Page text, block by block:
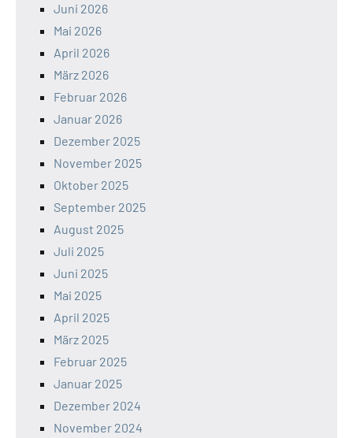
Juni 2026
Mai 2026
April 2026
März 2026
Februar 2026
Januar 2026
Dezember 2025
November 2025
Oktober 2025
September 2025
August 2025
Juli 2025
Juni 2025
Mai 2025
April 2025
März 2025
Februar 2025
Januar 2025
Dezember 2024
November 2024